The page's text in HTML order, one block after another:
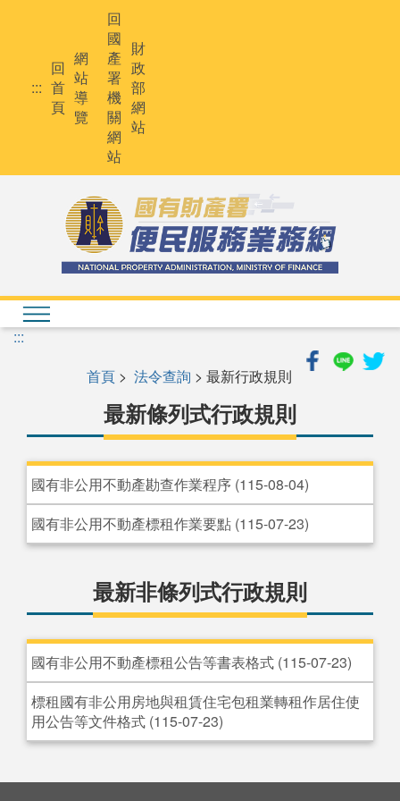
:::
回
首
頁
網
站
導
覽
回
國
產
署
機
關
網
站
財
政
部
網
站
:::
首頁 > 法令查詢 > 最新行政規則
最新條列式行政規則
國有非公用不動產勘查作業程序 (115-08-04)
國有非公用不動產標租作業要點 (115-07-23)
最新非條列式行政規則
國有非公用不動產標租公告等書表格式 (115-07-23)
標租國有非公用房地與租賃住宅包租業轉租作居住使
用公告等文件格式 (115-07-23)